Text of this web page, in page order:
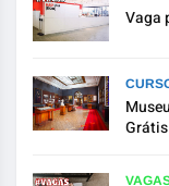
Vaga
Grátis